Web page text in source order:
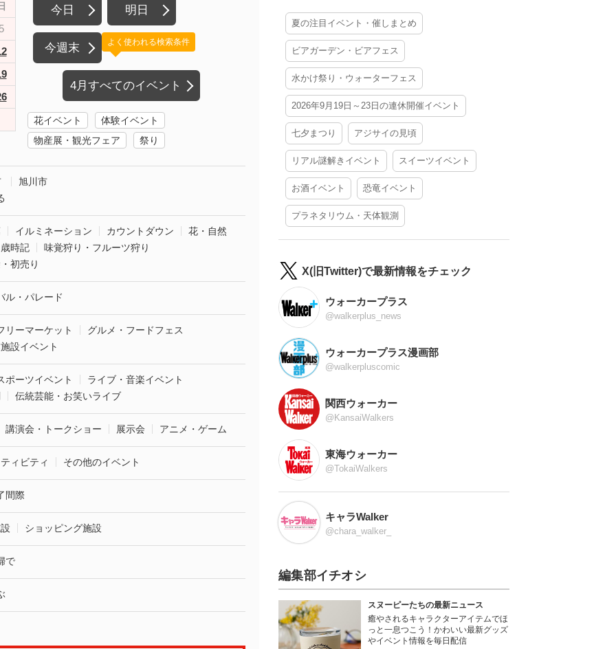
今日 明日
今週末
4月すべてのイベント
よく使われる検索条件
花イベント
体験イベント
物産展・観光フェア
祭り
旭川市
イルミネーション カウントダウン
花・自然
時記
味覚狩り・フルーツ狩り
初売り
ル・パレード
リーマーケット
グルメ・フードフェス
設イベント
ポーツイベント
ライブ・音楽イベント
伝統芸能・お笑いライブ
講演会・トークショー 展示会 アニメ・ゲーム
ィビティ その他のイベント
間際
ショッピング施設
で
夏の注目イベント・催しまとめ
ビアガーデン・ビアフェス
水かけ祭り・ウォーターフェス
2026年9月19日～23日の連休開催イベント
七夕まつり アジサイの見頃
リアル謎解きイベント スイーツイベント
お酒イベント 恐竜イベント
プラネタリウム・天体観測
X(旧Twitter)で最新情報をチェック
ウォーカープラス
@walkerplus_news
ウォーカープラス漫画部
@walkerpluscomic
関西ウォーカー
@KansaiWalkers
東海ウォーカー
@TokaiWalkers
キャラWalker
@chara_walker_
編集部イチオシ
スヌーピーたちの最新ニュース
癒やされるキャラクターアイテムでほ
っと一息つこう！かわいい最新グッズ
やイベント情報を毎日配信